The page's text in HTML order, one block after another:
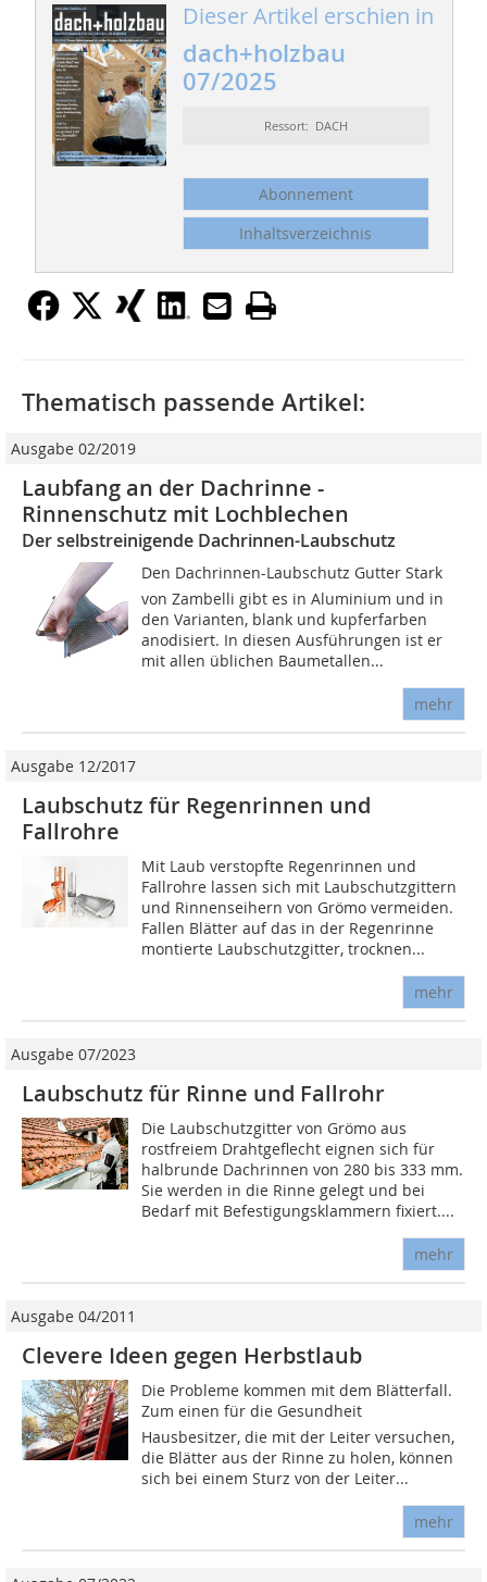
Dieser Artikel erschien in
dach+holzbau
07/2025
Ressort: DACH
Abonnement
Inhaltsverzeichnis
Thematisch passende Artikel:
Ausgabe 02/2019
Laubfang an der Dachrinne -
Rinnenschutz mit Lochblechen
Der selbstreinigende Dachrinnen-Laubschutz
Den Dachrinnen-Laubschutz Gutter Stark
von Zambelli gibt es in Aluminium und in
den Varianten, blank und kupferfarben
anodisiert. In diesen Ausführungen ist er
mit allen üblichen Baumetallen...
mehr
Ausgabe 12/2017
Laubschutz für Regenrinnen und
Fallrohre
Mit Laub verstopfte Regenrinnen und
Fallrohre lassen sich mit Laubschutzgittern
und Rinnenseihern von Grömo vermeiden.
Fallen Blätter auf das in der Regenrinne
montierte Laubschutzgitter, trocknen...
mehr
Ausgabe 07/2023
Laubschutz für Rinne und Fallrohr
Die Laubschutzgitter von Grömo aus
rostfreiem Drahtgeflecht eignen sich für
halbrunde Dachrinnen von 280 bis 333 mm.
Sie werden in die Rinne gelegt und bei
Bedarf mit Befestigungsklammern fixiert....
mehr
Ausgabe 04/2011
Clevere Ideen gegen Herbstlaub
Die Probleme kommen mit dem Blätterfall.
Zum einen für die Gesundheit 
Hausbesitzer, die mit der Leiter versuchen,
die Blätter aus der Rinne zu holen, können
sich bei einem Sturz von der Leiter...
mehr